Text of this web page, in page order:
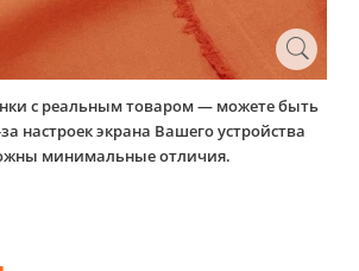
с реальным товаром — можете быть
настроек экрана Вашего устройства
минимальные отличия.